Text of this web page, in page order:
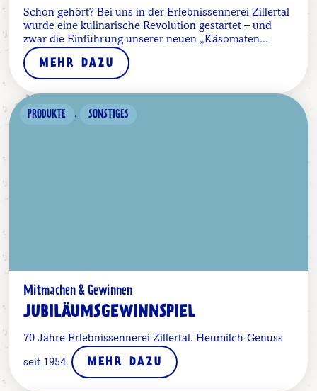
Schon gehört? Bei uns in der Erlebnissennerei Zillertal
wurde eine kulinarische Revolution gestartet – und
zwar die Einführung unserer neuen „Käsomaten...
MEHR DAZU
PRODUKTE , SONSTIGES
Mitmachen & Gewinnen
JUBILÄUMSGEWINNSPIEL
70 Jahre Erlebnissennerei Zillertal. Heumilch-Genuss
seit 1954. MEHR DAZU